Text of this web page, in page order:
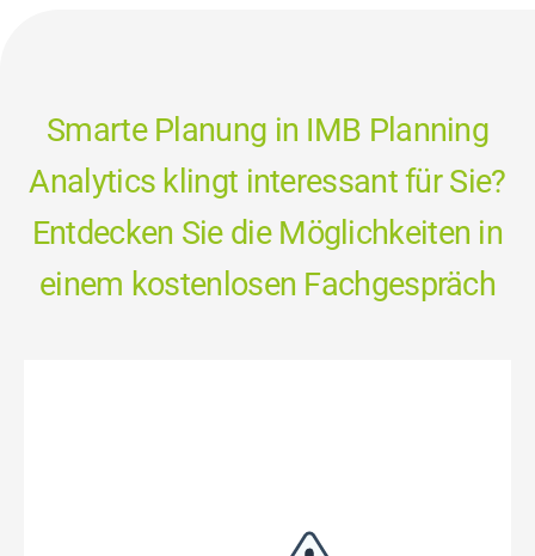
Smarte Planung in IMB Planning
Analytics klingt interessant für Sie?
Entdecken Sie die Möglichkeiten in
einem kostenlosen Fachgespräch